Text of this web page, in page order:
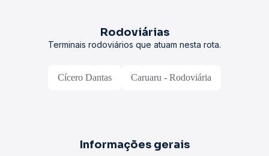
Rodoviárias
Terminais rodoviários que atuam nesta rota.
Cícero Dantas Caruaru - Rodoviária
Informações gerais